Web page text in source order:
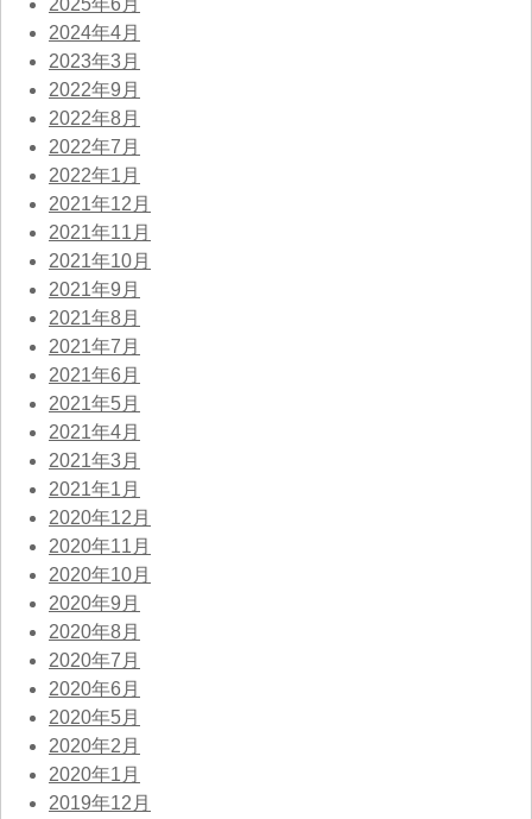
2024年4月
2023年3月
2022年9月
2022年8月
2022年7月
2022年1月
2021年12月
2021年11月
2021年10月
2021年9月
2021年8月
2021年7月
2021年6月
2021年5月
2021年4月
2021年3月
2021年1月
2020年12月
2020年11月
2020年10月
2020年9月
2020年8月
2020年7月
2020年6月
2020年5月
2020年2月
2020年1月
2019年12月